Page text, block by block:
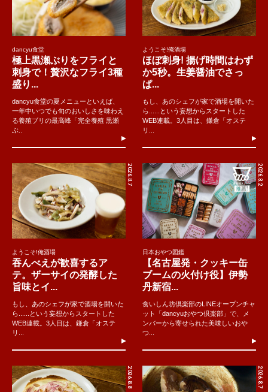
dancyu食堂
極上黒瀬ぶりをフライと
刺身で！贅沢なフライ3種
盛り...
dancyu食堂の夏メニューといえば、
一年中いつでも旬のおいしさを味わえ
る養殖ブリの最高峰「完全養殖 黒瀬
ぶ..
ようこそ!俺酒場
ほぼ刺身! 揚げ時間はわず
か5秒。生姜醤油でさっ
ぱ...
もし、あのシェフが家で酒場を開いた
ら......という妄想からスタートした
WEB連載。3人目は、鎌倉「オステ
リ...
2026.8.7
ようこそ!俺酒場
吞んべえが歓喜するア
テ。ザーサイの発酵した
旨味とイ...
もし、あのシェフが家で酒場を開いた
ら......という妄想からスタートした
WEB連載。3人目は、鎌倉「オステ
リ...
2026.8.2
日本おやつ図鑑
【名古屋発・クッキー缶
ブームの火付け役】伊勢
丹新宿...
食いしん坊倶楽部のLINEオープンチャ
ット「dancyuおやつ倶楽部」で、メ
ンバーから寄せられた美味しいおや
つ...
2026.8.8 2026.8.7